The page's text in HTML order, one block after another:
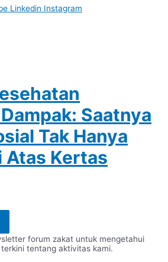
Linkedin Instagram
Saatnya
Tak Hanya
Atas Kertas
forum zakat untuk mengetahui
tentang aktivitas kami.